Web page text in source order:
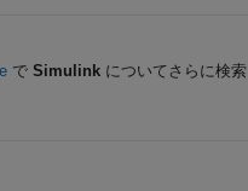
で Simulinkについてさらに検索